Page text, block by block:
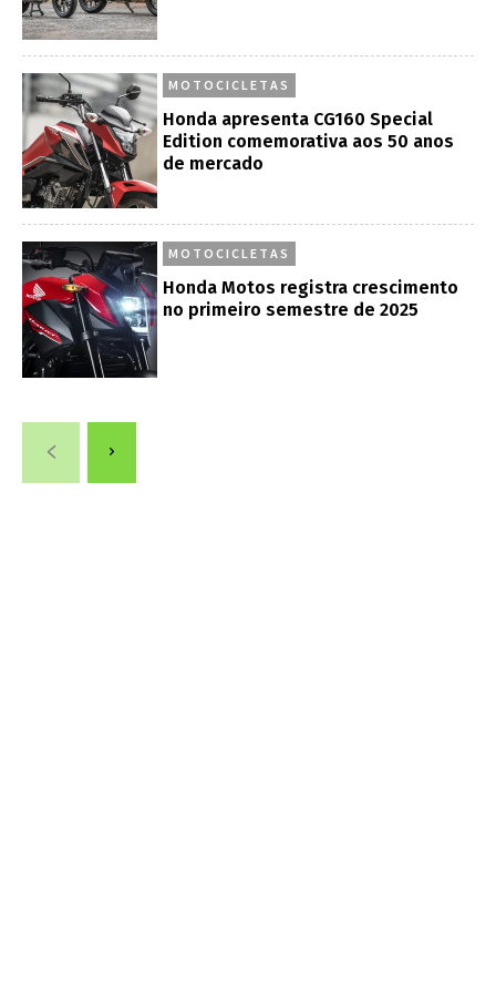
MOTOCICLETAS
Honda apresenta CG160 Special
Edition comemorativa aos 50 anos
de mercado
MOTOCICLETAS
Honda Motos registra crescimento
no primeiro semestre de 2025